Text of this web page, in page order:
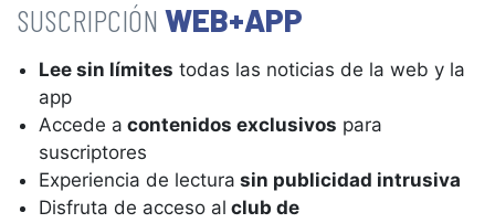
WEB+APP
Lee sin límites todas las noticias de la web y la
app
Accede a contenidos exclusivos para
suscriptores
Experiencia de lectura sin publicidad intrusiva
Disfruta de acceso al club de